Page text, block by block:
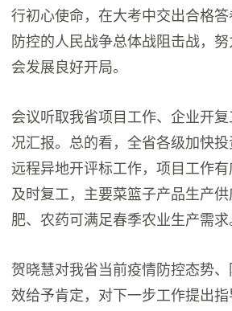
行初心使命，在大考中交出合格
防控的人民战争总体战阻击战，
会发展良好开局。
会议听取我省项目工作、企业开
况汇报。总的看，全省各级加快
远程异地开评标工作，项目工作
及时复工，主要菜篮子产品生产
肥、农药可满足春季农业生产需求
贺晓慧对我省当前疫情防控态势
效给予肯定，对下一步工作提出指